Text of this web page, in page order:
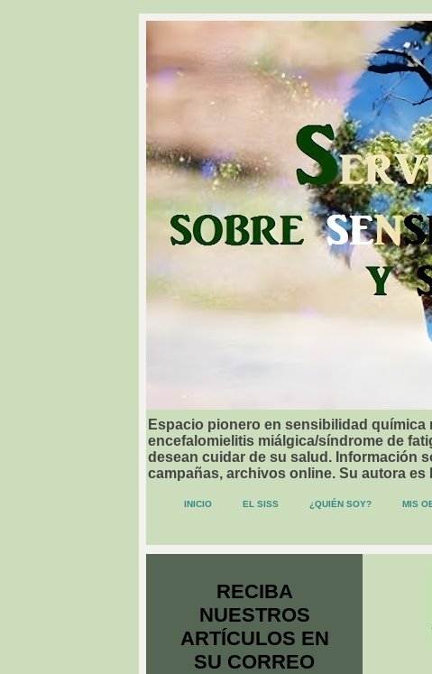
Espacio pionero en sensibilidad
encefalomielitis miálgica/síndrome de
desean cuidar de su salud. Información
campañas, archivos online. Su autora
INICIO EL SISS ¿QUIÉN SOY? MIS
RECIBA
NUESTROS
ARTÍCULOS EN
SU CORREO